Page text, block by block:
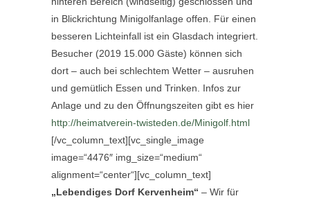
in Blickrichtung Minigolfanlage offen. Für einen
besseren Lichteinfall ist ein Glasdach integriert.
Besucher (2019 15.000 Gäste) können sich
dort – auch bei schlechtem Wetter – ausruhen
und gemütlich Essen und Trinken. Infos zur
Anlage und zu den Öffnungszeiten gibt es hier
http://heimatverein-twisteden.de/Minigolf.html
[/vc_column_text][vc_single_image
image=“4476″ img_size=“medium“
alignment=“center“][vc_column_text]
„Lebendiges Dorf Kervenheim“ – Wir für